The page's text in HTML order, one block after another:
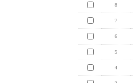
8
7
6
5
4